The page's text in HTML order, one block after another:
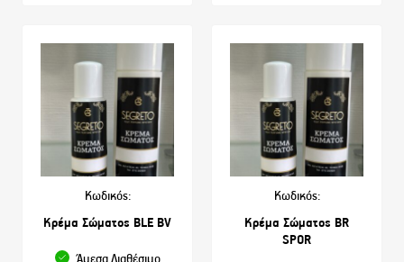
Κωδικός:
Κρέμα Σώματος BLE BV
Άμεσα Διαθέσιμο
Κωδικός:
Κρέμα Σώματος BR
SPOR